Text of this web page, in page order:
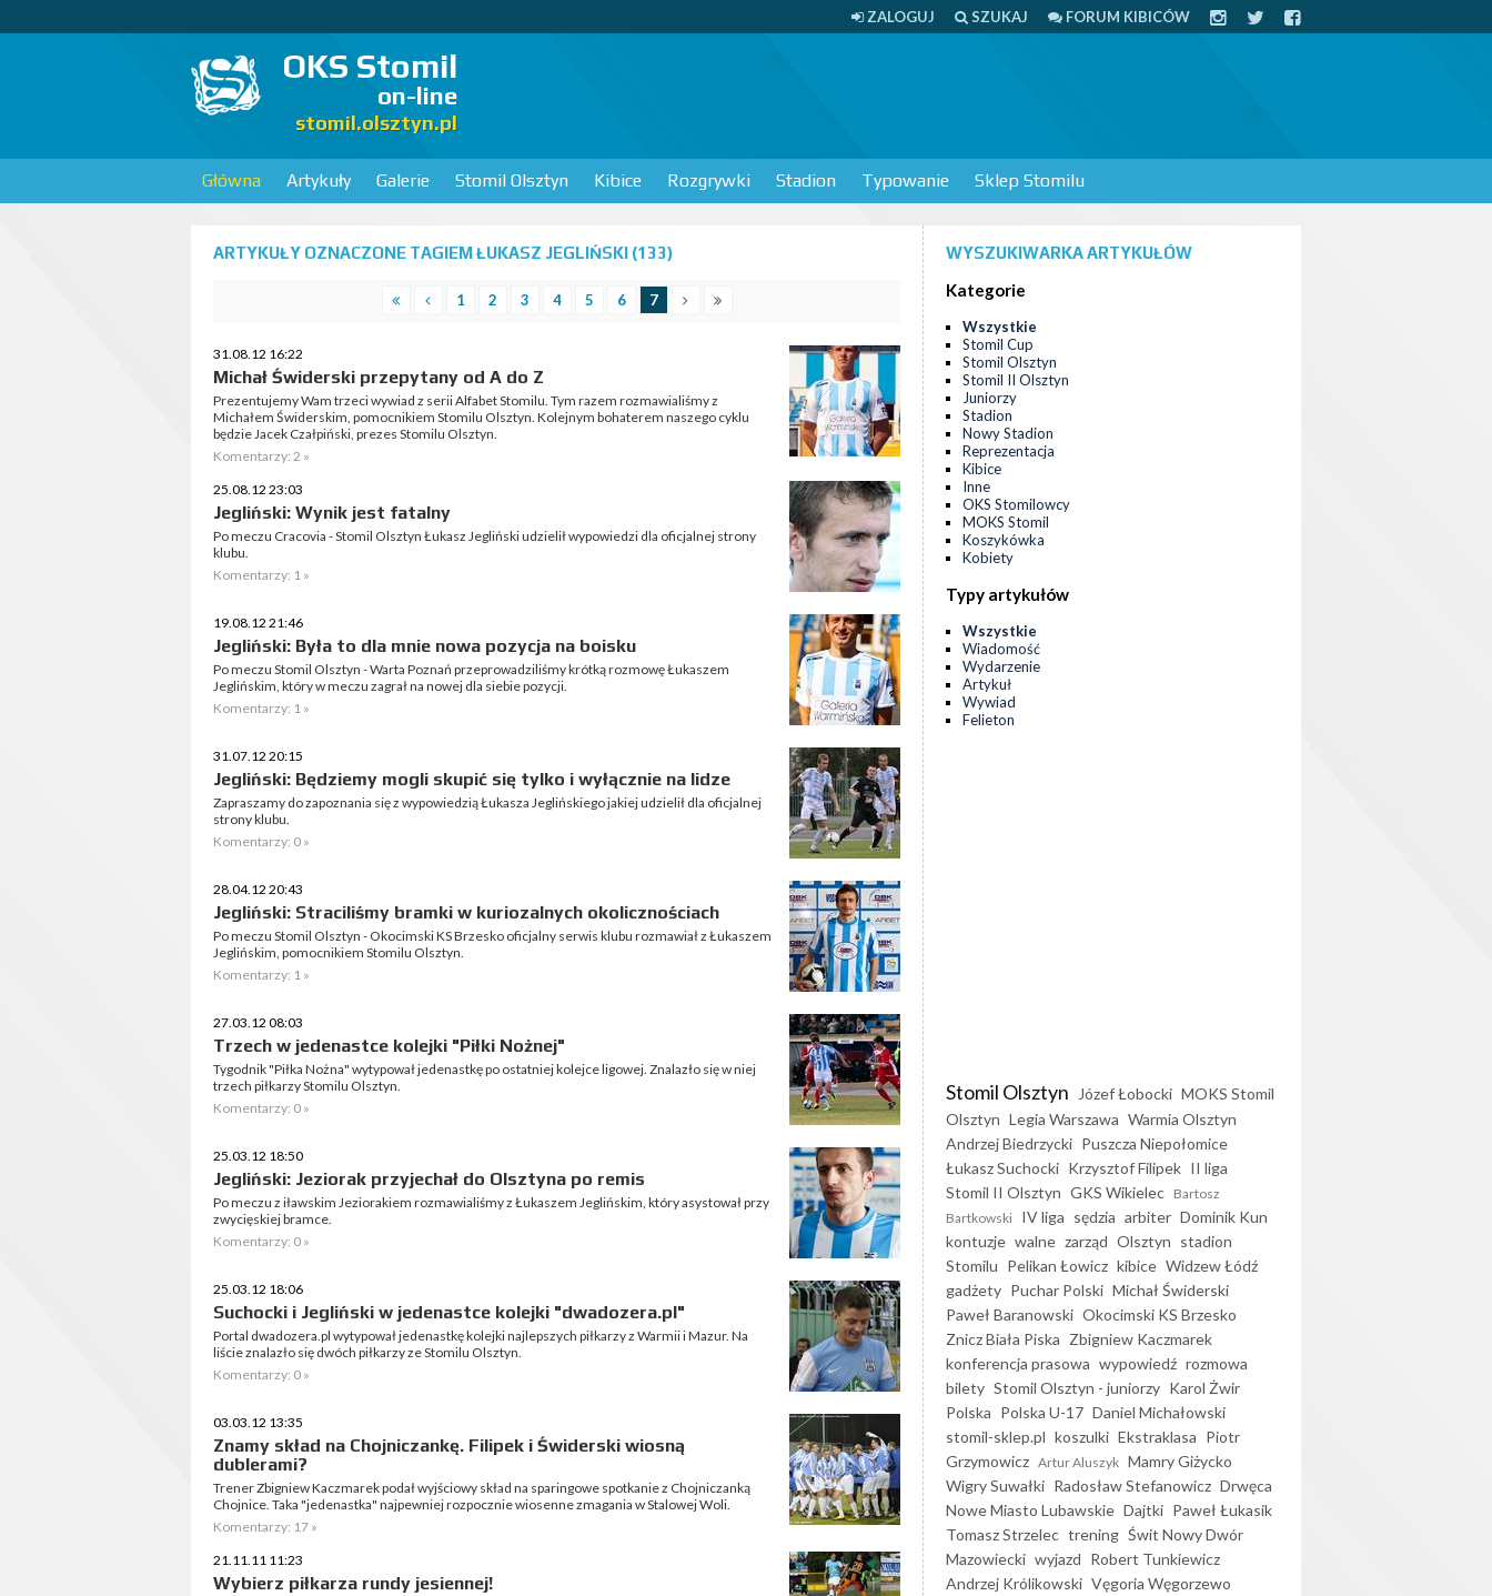
ZALOGUJ SZUKAJ FORUM KIBICÓW
OKS Stomil
on-line
stomil.olsztyn.pl
Główna Artykuły Galerie Stomil Olsztyn Kibice Rozgrywki Stadion Typowanie Sklep Stomilu
ARTYKUŁY OZNACZONE TAGIEM ŁUKASZ JEGLIŃSKI (133)
1 2 3 4 5 6 7
31.08.12 16:22
Michał Świderski przepytany od A do Z
Prezentujemy Wam trzeci wywiad z serii Alfabet Stomilu. Tym razem rozmawialiśmy z
Michałem Świderskim, pomocnikiem Stomilu Olsztyn. Kolejnym bohaterem naszego cyklu
będzie Jacek Czałpiński, prezes Stomilu Olsztyn.
Komentarzy: 2 »
25.08.12 23:03
Jegliński: Wynik jest fatalny
Po meczu Cracovia - Stomil Olsztyn Łukasz Jegliński udzielił wypowiedzi dla oficjalnej strony
klubu.
Komentarzy: 1 »
19.08.12 21:46
Jegliński: Była to dla mnie nowa pozycja na boisku
Po meczu Stomil Olsztyn - Warta Poznań przeprowadziliśmy krótką rozmowę Łukaszem
Jeglińskim, który w meczu zagrał na nowej dla siebie pozycji.
Komentarzy: 1 »
31.07.12 20:15
Jegliński: Będziemy mogli skupić się tylko i wyłącznie na lidze
Zapraszamy do zapoznania się z wypowiedzią Łukasza Jeglińskiego jakiej udzielił dla oficjalnej
strony klubu.
Komentarzy: 0 »
28.04.12 20:43
Jegliński: Straciliśmy bramki w kuriozalnych okolicznościach
Po meczu Stomil Olsztyn - Okocimski KS Brzesko oficjalny serwis klubu rozmawiał z Łukaszem
Jeglińskim, pomocnikiem Stomilu Olsztyn.
Komentarzy: 1 »
27.03.12 08:03
Trzech w jedenastce kolejki "Piłki Nożnej"
Tygodnik "Piłka Nożna" wytypował jedenastkę po ostatniej kolejce ligowej. Znalazło się w niej
trzech piłkarzy Stomilu Olsztyn.
Komentarzy: 0 »
25.03.12 18:50
Jegliński: Jeziorak przyjechał do Olsztyna po remis
Po meczu z iławskim Jeziorakiem rozmawialiśmy z Łukaszem Jeglińskim, który asystował przy
zwycięskiej bramce.
Komentarzy: 0 »
25.03.12 18:06
Suchocki i Jegliński w jedenastce kolejki "dwadozera.pl"
Portal dwadozera.pl wytypował jedenastkę kolejki najlepszych piłkarzy z Warmii i Mazur. Na
liście znalazło się dwóch piłkarzy ze Stomilu Olsztyn.
Komentarzy: 0 »
03.03.12 13:35
Znamy skład na Chojniczankę. Filipek i Świderski wiosną
dublerami?
Trener Zbigniew Kaczmarek podał wyjściowy skład na sparingowe spotkanie z Chojniczanką
Chojnice. Taka "jedenastka" najpewniej rozpocznie wiosenne zmagania w Stalowej Woli.
Komentarzy: 17 »
21.11.11 11:23
Wybierz piłkarza rundy jesiennej!
WYSZUKIWARKA ARTYKUŁÓW
Kategorie
Wszystkie
Stomil Cup
Stomil Olsztyn
Stomil II Olsztyn
Juniorzy
Stadion
Nowy Stadion
Reprezentacja
Kibice
Inne
OKS Stomilowcy
MOKS Stomil
Koszykówka
Kobiety
Typy artykułów
Wszystkie
Wiadomość
Wydarzenie
Artykuł
Wywiad
Felieton
Stomil Olsztyn Józef Łobocki MOKS Stomil
Olsztyn Legia Warszawa Warmia Olsztyn
Andrzej Biedrzycki Puszcza Niepołomice
Łukasz Suchocki Krzysztof Filipek II liga
Stomil II Olsztyn GKS Wikielec Bartosz
Bartkowski IV liga sędzia arbiter Dominik Kun
kontuzje walne zarząd Olsztyn stadion
Stomilu Pelikan Łowicz kibice Widzew Łódź
gadżety Puchar Polski Michał Świderski
Paweł Baranowski Okocimski KS Brzesko
Znicz Biała Piska Zbigniew Kaczmarek
konferencja prasowa wypowiedź rozmowa
bilety Stomil Olsztyn - juniorzy Karol Żwir
Polska Polska U-17 Daniel Michałowski
stomil-sklep.pl koszulki Ekstraklasa Piotr
Grzymowicz Artur Aluszyk Mamry Giżycko
Wigry Suwałki Radosław Stefanowicz Drwęca
Nowe Miasto Lubawskie Dajtki Paweł Łukasik
Tomasz Strzelec trening Świt Nowy Dwór
Mazowiecki wyjazd Robert Tunkiewicz
Andrzej Królikowski Vęgoria Węgorzewo